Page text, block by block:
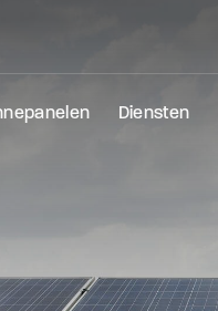
Diensten